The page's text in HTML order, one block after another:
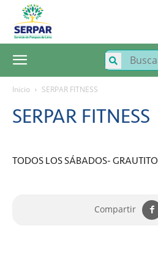
SERPAR
Servicio
de
Parques
Inicio SERPAR FITNESS
SERPAR FITNESS
TODOS LOS SÁBADOS- GRAUTITO
Compartir